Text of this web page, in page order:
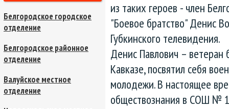
из таких героев - член
"Боевое братство" Денис
Губкинского телевидения.
Денис Павлович –
Кавказе, посвятил себя
молодежи. В настоящее
обществознания в СОШ №
Белгородское городское
отделение
Белгородское районное
отделение
Валуйское местное
отделение